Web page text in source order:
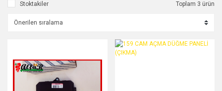
Stoktakiler Toplam 3 ürün